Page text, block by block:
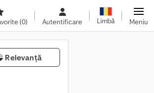
(0) Autentificare Limbă Meniu
Relevanță